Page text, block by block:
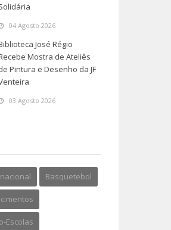
04 Agosto 2026
José Régio
Mostra de Ateliês
Pintura e Desenho da JF
03 Agosto 2026
Basquetebol
Escolas